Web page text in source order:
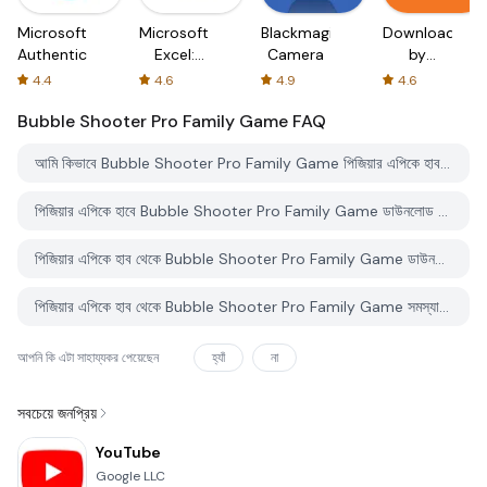
Microsoft
Authenticator
4.4
Microsoft
Excel:
Spreadsheets
4.6
Blackmagic
Camera
4.9
Downloader
by
AFTVnews
4.6
Bubble Shooter Pro Family Game FAQ
আমি কিভাবে Bubble Shooter Pro Family Game পিজিয়ার এপিকে হাব থেকে ডাউনলোড করব?
পিজিয়ার এপিকে হাবে Bubble Shooter Pro Family Game ডাউনলোড করার জন্য কোন খরচ আছে?
পিজিয়ার এপিকে হাব থেকে Bubble Shooter Pro Family Game ডাউনলোড করতে কি আমার একটি অ্যাকাউন্ট দরকার?
পিজিয়ার এপিকে হাব থেকে Bubble Shooter Pro Family Game সমস্যা রিপোর্ট করতে কিভাবে পারি?
আপনি কি এটা সাহায্যকর পেয়েছেন হ্যাঁ না
সবচেয়ে জনপ্রিয়
YouTube
Google LLC